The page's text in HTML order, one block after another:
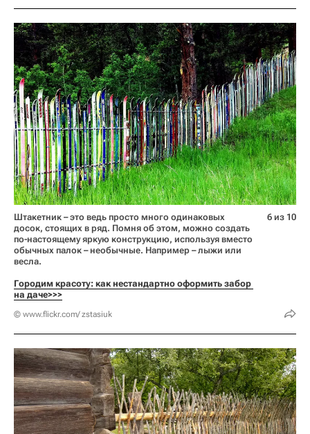
Штакетник – это ведь просто много одинаковых
досок, стоящих в ряд. Помня об этом, можно создать
по-настоящему яркую конструкцию, используя вместо
обычных палок – необычные. Например – лыжи или
весла.
Городим красоту: как нестандартно оформить забор
на даче>>>
© www.flickr.com/ zstasiuk
6 из 10